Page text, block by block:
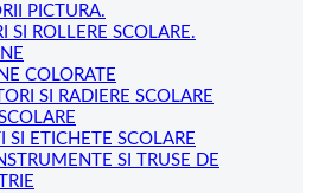
PICTURA.
SI ROLLERE SCOLARE.
COLORATE
SI RADIERE SCOLARE
SI ETICHETE SCOLARE
SI TRUSE DE